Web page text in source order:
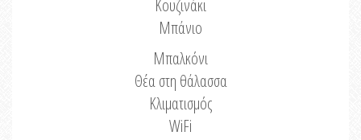
Κουζινάκι
Μπάνιο
Μπαλκόνι
Θέα στη θάλασσα
Κλιματισμός
WiFi